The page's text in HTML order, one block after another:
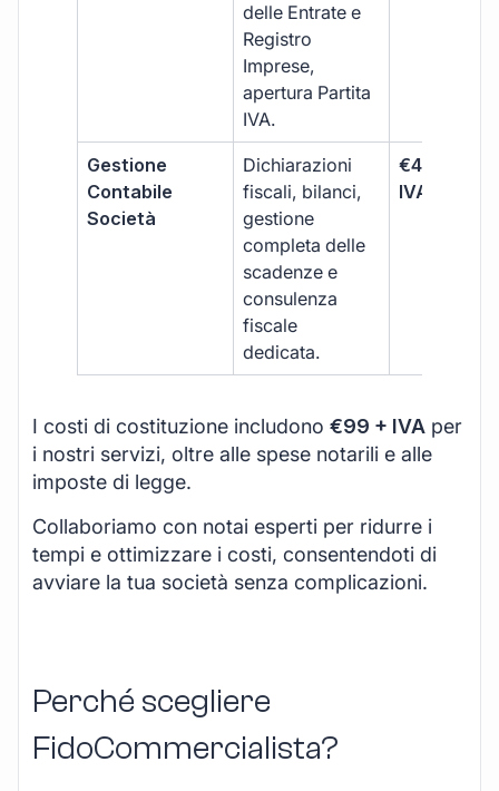
delle Entrate e
Registro
Imprese,
apertura Partita
IVA.
Gestione
Contabile
Società
Dichiarazioni
fiscali, bilanci,
gestione
completa delle
scadenze e
consulenza
fiscale
dedicata.
€499 +
IVA/
I costi di costituzione includono €99 + IVA per
i nostri servizi, oltre alle spese notarili e alle
imposte di legge.
Collaboriamo con notai esperti per ridurre i
tempi e ottimizzare i costi, consentendoti di
avviare la tua società senza complicazioni.
Perché scegliere
FidoCommercialista?